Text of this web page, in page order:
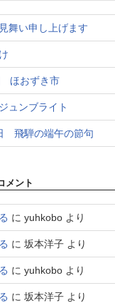
舞い申し上げます
ほおずき市
ュンブライト
飛騨の端午の節句
メント
に yuhkoboより
に 坂本洋子より
に yuhkoboより
に 坂本洋子より